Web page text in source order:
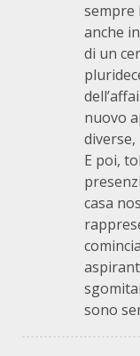
sempre
anche
di un
nuovo
diverse,
E poi,
casa
sono